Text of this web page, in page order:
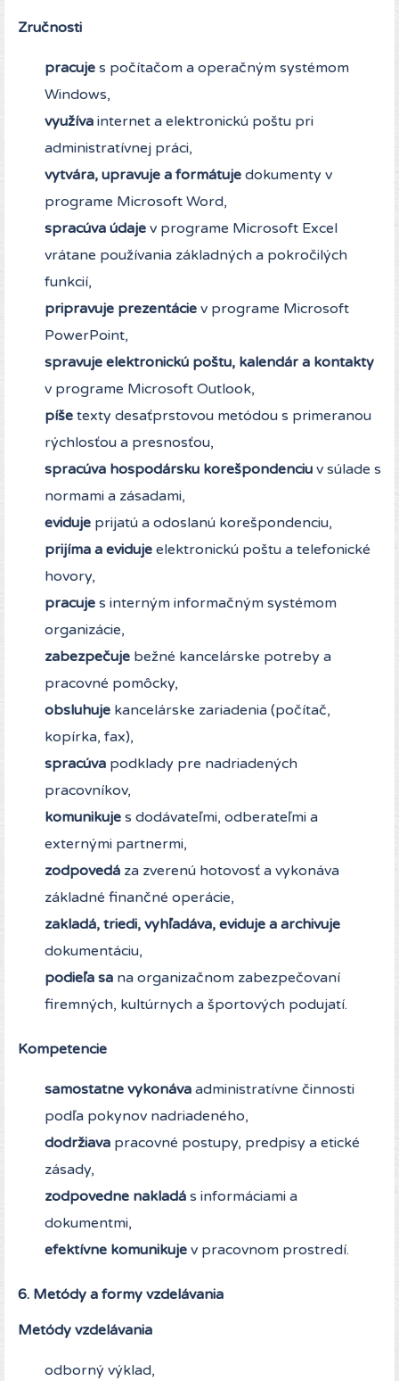
Zručnosti
pracuje s počítačom a operačným systémom
Windows,
využíva internet a elektronickú poštu pri
administratívnej práci,
vytvára, upravuje a formátuje dokumenty v
programe Microsoft Word,
spracúva údaje v programe Microsoft Excel
vrátane používania základných a pokročilých
funkcií,
pripravuje prezentácie v programe Microsoft
PowerPoint,
spravuje elektronickú poštu, kalendár a kontakty
v programe Microsoft Outlook,
píše texty desaťprstovou metódou s primeranou
rýchlosťou a presnosťou,
spracúva hospodársku korešpondenciu v súlade s
normami a zásadami,
eviduje prijatú a odoslanú korešpondenciu,
prijíma a eviduje elektronickú poštu a telefonické
hovory,
pracuje s interným informačným systémom
organizácie,
zabezpečuje bežné kancelárske potreby a
pracovné pomôcky,
obsluhuje kancelárske zariadenia (počítač,
kopírka, fax),
spracúva podklady pre nadriadených
pracovníkov,
komunikuje s dodávateľmi, odberateľmi a
externými partnermi,
zodpovedá za zverenú hotovosť a vykonáva
základné finančné operácie,
zakladá, triedi, vyhľadáva, eviduje a archivuje
dokumentáciu,
podieľa sa na organizačnom zabezpečovaní
firemných, kultúrnych a športových podujatí.
Kompetencie
samostatne vykonáva administratívne činnosti
podľa pokynov nadriadeného,
dodržiava pracovné postupy, predpisy a etické
zásady,
zodpovedne nakladá s informáciami a
dokumentmi,
efektívne komunikuje v pracovnom prostredí.
6. Metódy a formy vzdelávania
Metódy vzdelávania
odborný výklad,